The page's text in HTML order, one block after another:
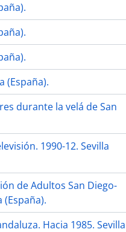
(España).
durante la velá de San
1990-12. Sevilla
de Adultos San Diego-
Hacia 1985. Sevilla